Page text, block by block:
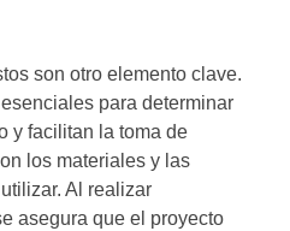
son otro elemento clave.
para determinar
y facilitan la toma de
los materiales y las
Al realizar
asegura que el proyecto